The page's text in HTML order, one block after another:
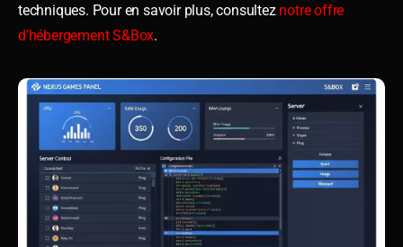
techniques. Pour en savoir plus, consultez notre offre
d’hébergement S&Box.